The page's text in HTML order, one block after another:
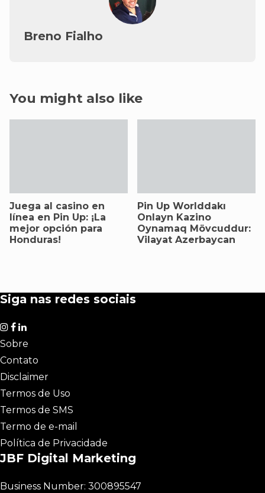
Breno Fialho
You might also like
Juega al casino en
línea en Pin Up: ¡La
mejor opción para
Honduras!
Pin Up Worlddakı
Onlayn Kazino
Oynamaq Mövcuddur:
Vilayat Azerbaycan
Siga nas redes sociais
Sobre
Contato
Disclaimer
Termos de Uso
Termos de SMS
Termo de e-mail
Política de Privacidade
JBF Digital Marketing
Business Number: 300895547